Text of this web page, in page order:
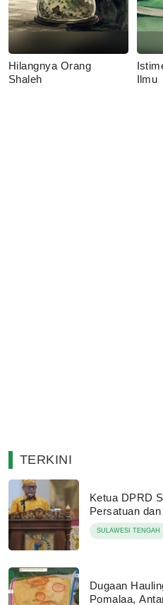
Hilangnya Orang
Shaleh
Ilmu
TERKINI
Ketua DPRD
Persatuan
SULAWESI TENGAH
Dugaan
Pomalaa,